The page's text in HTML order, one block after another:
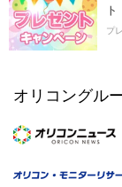
ト
プ
オリコングル